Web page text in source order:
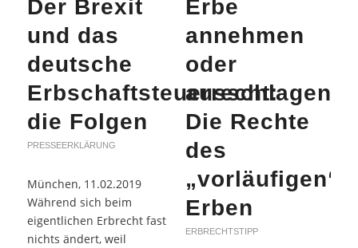
Der Brexit
und das
deutsche
Erbschaftsteuerrecht:
die Folgen
PRESSEERKLÄRUNG
München, 11.02.2019
Während sich beim
eigentlichen Erbrecht fast
nichts ändert, weil
Erbe
annehmen
oder
ausschlagen?
Die Rechte
des
„vorläufigen“
Erben
ERBRECHTSTIPP